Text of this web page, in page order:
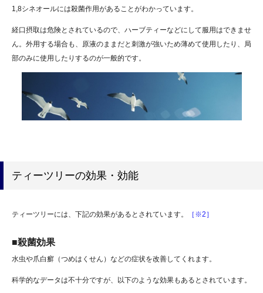
1,8シネオールには殺菌作用があることがわかっています。
経口摂取は危険とされているので、ハーブティーなどにして服用はできませ
ん。外用する場合も、原液のままだと刺激が強いため薄めて使用したり、局
部のみに使用したりするのが一般的です。
ティーツリーの効果・効能
ティーツリーには、下記の効果があるとされています。 ［※2］
■殺菌効果
水虫や爪白癬（つめはくせん）などの症状を改善してくれます。
科学的なデータは不十分ですが、以下のような効果もあるとされています。